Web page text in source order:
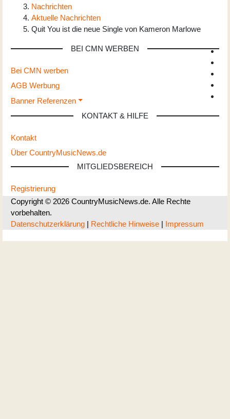
Nachrichten
Aktuelle Nachrichten
Quit You ist die neue Single von Kameron Marlowe
BEI CMN WERBEN
Bei CMN werben
AGB Werbung
Banner Referenzen
KONTAKT & HILFE
Kontakt
Über CountryMusicNews.de
MITGLIEDSBEREICH
Registrierung
Copyright © 2026 CountryMusicNews.de. Alle Rechte
vorbehalten.
Datenschutzerklärung | Rechtliche Hinweise | Impressum